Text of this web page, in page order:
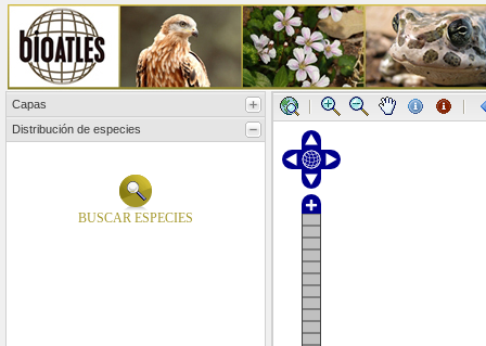
Capas
Distribución de especies
BUSCAR ESPECIES